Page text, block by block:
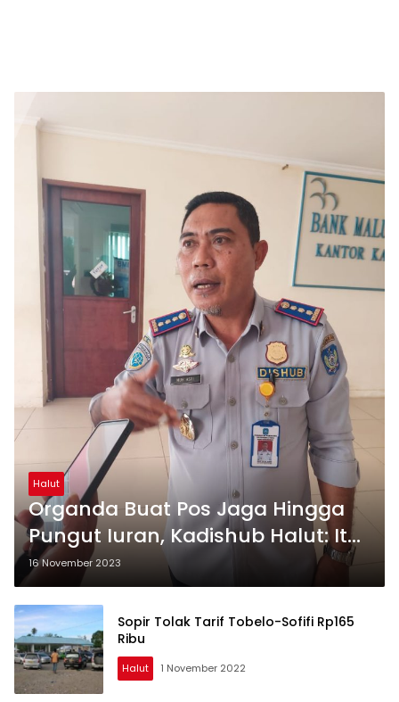
Halut
Organda Buat Pos Jaga Hingga
Pungut Iuran, Kadishub Halut: Itu
Ilegal, Akan Ditertibkan
16 November 2023
Sopir Tolak Tarif Tobelo-Sofifi Rp165
Ribu
Halut 1 November 2022